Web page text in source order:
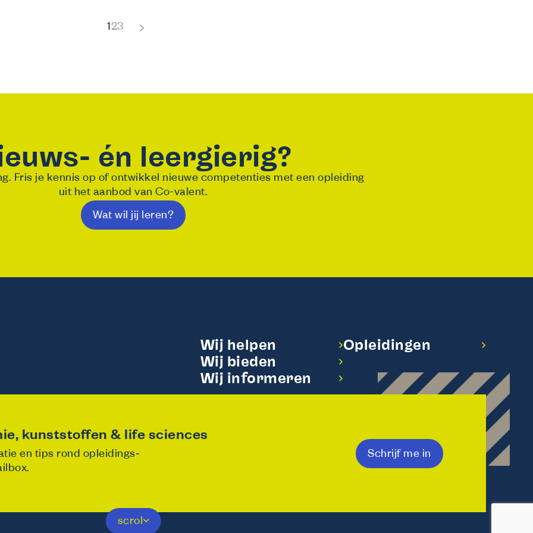
scrol
123
én leergierig?
Fris je kennis op of ontwikkel nieuwe competenties met een opleiding
uit het aanbod van Co-valent.
Wat wil jij leren?
Wij helpen
Wij bieden
Wij informeren
Opleidingen
kunststoffen & life sciences
en tips rond opleidings‑
Schrijf me in